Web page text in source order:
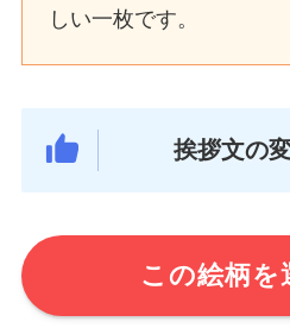
しい一枚です。
挨拶文の
この絵柄を